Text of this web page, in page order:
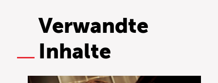
Verwandte
Inhalte